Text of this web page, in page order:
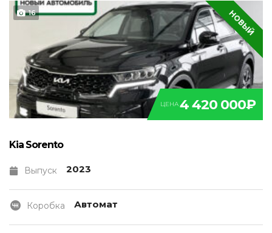
16 НОВЫЙ
ЦЕНА4 420 000₽
Kia Sorento
Выпуск 2023
Коробка Автомат